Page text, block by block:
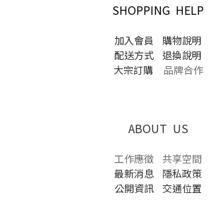
SHOPPING HELP
加入會員
購物說明
配送方式
退換說明
大宗訂購品牌合作
ABOUT US
工作應徵 共享空間
最新消息
隱私政策
公開資訊
交通位置